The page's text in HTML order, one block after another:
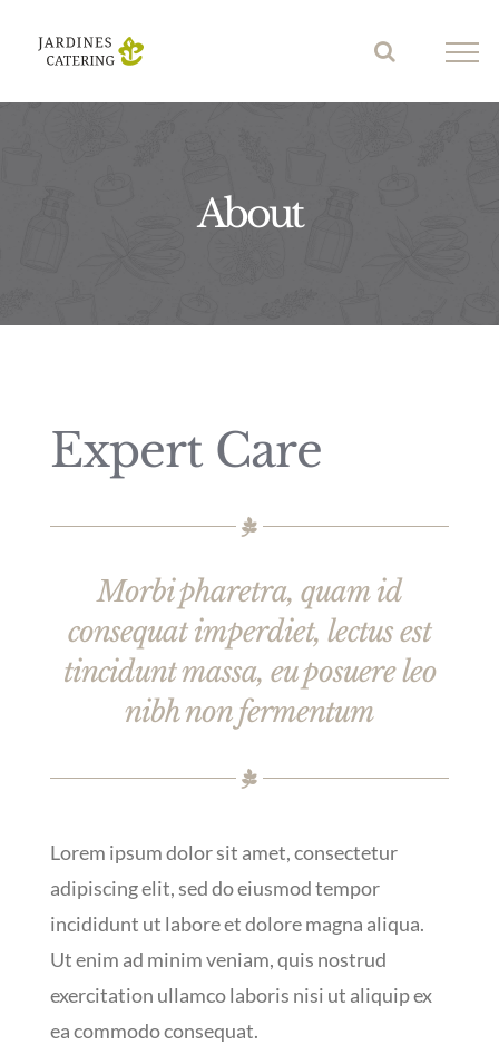
About
Expert Care
Morbi pharetra, quam id
consequat imperdiet, lectus est
tincidunt massa, eu posuere leo
nibh non fermentum
Lorem ipsum dolor sit amet, consectetur
adipiscing elit, sed do eiusmod tempor
incididunt ut labore et dolore magna aliqua.
Ut enim ad minim veniam, quis nostrud
exercitation ullamco laboris nisi ut aliquip ex
ea commodo consequat.